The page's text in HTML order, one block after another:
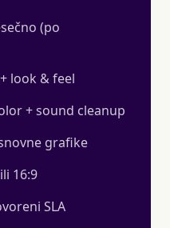
(po
look & feel
+ sound cleanup
grafike
16:9
SLA